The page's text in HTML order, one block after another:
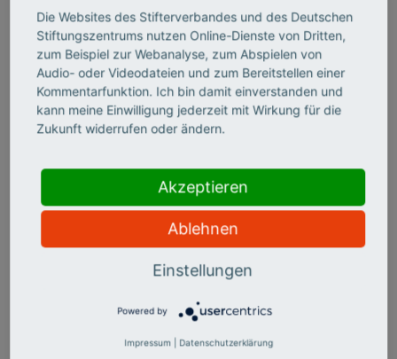
● Motive und sonstige Treiber des Engagements
● Vereinbarkeit mit Familie, Freizeit und Beruf
● Wahrgenommene Wertschätzung und
Rahmenbedingungen des Engagements
Ergänzend zu der Befragung wurden Interviews mit
zentralen Stakeholdern sowie interaktive
Handlungsempfehlungen:Aus den Ergebnissen der Ist-
Analyse und der Meinungserhebung wurden die
vielversprechendsten Maßnahmen abgeleitet. Diese
Maßnahmen wurden in konkrete und detaillierte
Handlungsempfehlungen überführt und dabei nach
Die Websites des Stifterverbandes und des Deutschen
Stiftungszentrums nutzen Online-Dienste von Dritten,
zum Beispiel zur Webanalyse, zum Abspielen von
Audio- oder Videodateien und zum Bereitstellen einer
Kommentarfunktion. Ich bin damit einverstanden und
kann meine Einwilligung jederzeit mit Wirkung für die
Zukunft widerrufen oder ändern.
Akzeptieren
Ablehnen
Einstellungen
Powered by
Impressum Datenschutzerklärung